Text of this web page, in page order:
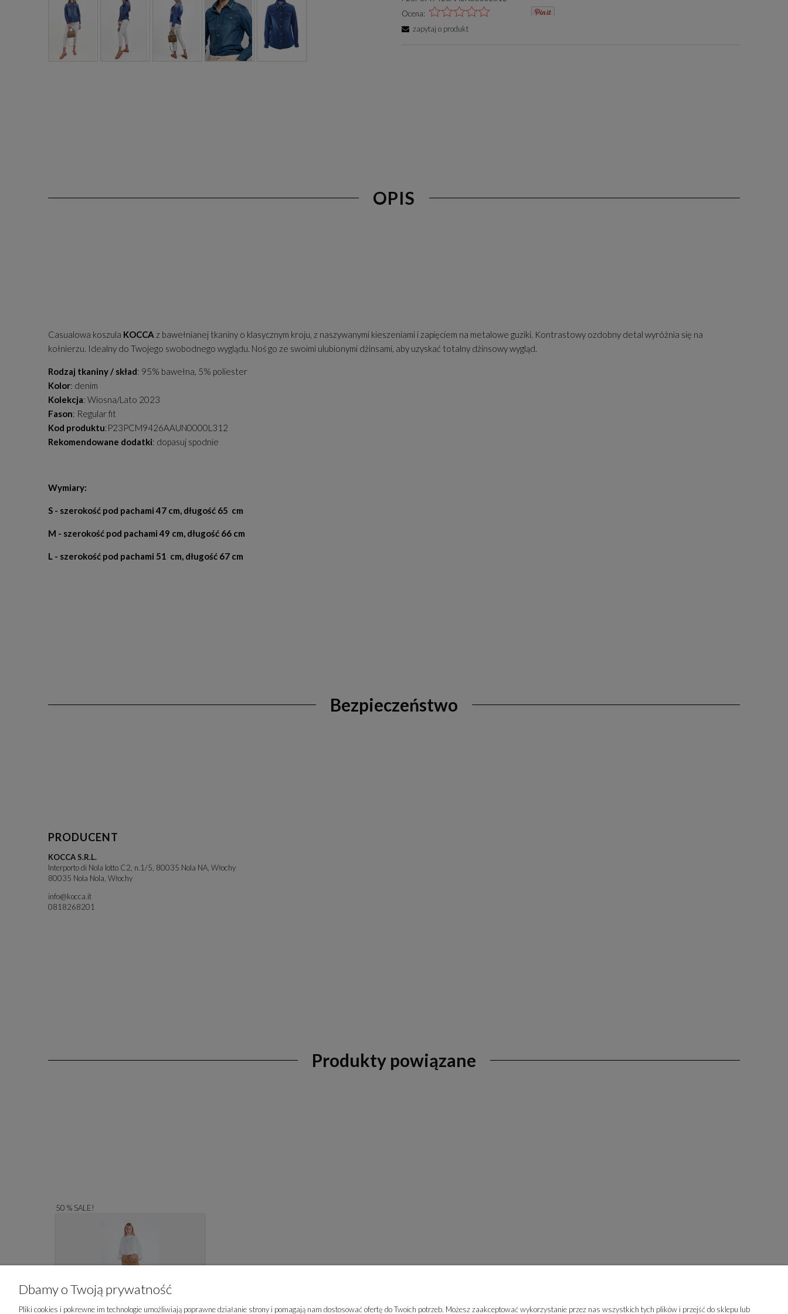
Ocena:
zapytaj o produkt
OPIS
Casualowa koszula KOCCA z bawełnianej tkaniny o klasycznym kroju, z naszywanymi kieszeniami i zapięciem na metalowe guziki. Kontrastowy ozdobny detal wyróżnia się na
kołnierzu. Idealny do Twojego swobodnego wyglądu. Noś go ze swoimi ulubionymi dżinsami, aby uzyskać totalny dżinsowy wygląd.
Rodzaj tkaniny / skład: 95% bawełna, 5% poliester
Kolor: denim
Kolekcja: Wiosna/Lato 2023
Fason: Regular fit
Kod produktu:P23PCM9426AAUN0000L312
Rekomendowane dodatki: dopasuj spodnie
Wymiary:
S - szerokość pod pachami 47 cm, długość 65 cm
M - szerokość pod pachami 49 cm, długość 66 cm
L - szerokość pod pachami 51 cm, długość 67 cm
Bezpieczeństwo
PRODUCENT
KOCCA S.R.L.
Interporto di Nola lotto C2, n.1/5, 80035 Nola NA, Włochy
80035 Nola Nola, Włochy
info@kocca.it
0818268201
Produkty powiązane
50 % SALE!
Dbamy o Twoją prywatność
Pliki cookies i pokrewne im technologie umożliwiają poprawne działanie strony i pomagają nam dostosować ofertę do Twoich potrzeb. Możesz zaakceptować wykorzystanie przez nas wszystkich tych plików i przejść do sklepu lub